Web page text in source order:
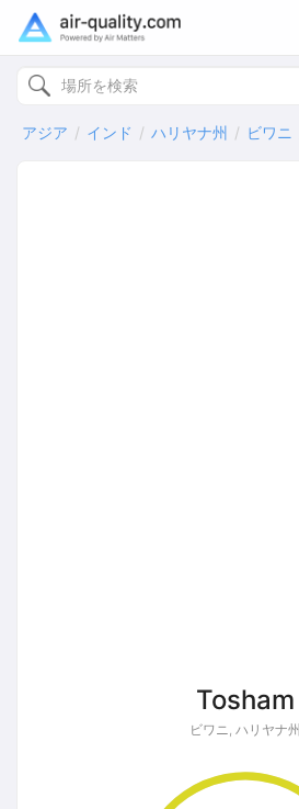
アジア インド ハリヤナ州 ビワニ
Tosham
ビワニ, ハリヤナ州